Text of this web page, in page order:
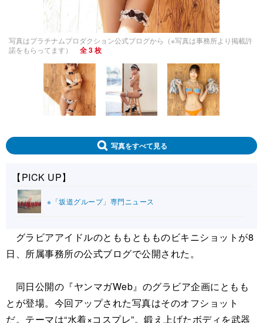
写真はプラチナムプロダクション公式ブログから（※写真は事務所より掲載許
諾をもらってます）
全 3 枚
写真をすべて見る
【PICK UP】
※「坂道グループ」専門ニュース
グラビアアイドルのとももともものビキニショットが8
日、所属事務所の公式ブログで公開された。
同日公開の『ヤンマガWeb』のグラビア企画にともも
とが登場。今回アップされた写真はそのオフショット
だ。テーマは“水着×コスプレ”。鍛え上げたボディを武器